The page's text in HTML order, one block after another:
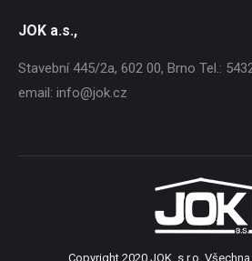
JOK a.s.,
Stavební 445/2a, 602 00, Brno Tel.:
email: info@jok.cz
Copyright 2020 JOK, s.r.o. Všechna